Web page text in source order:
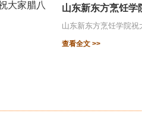
山东新东方烹饪学
山东新东方烹饪学院
查看全文 >>